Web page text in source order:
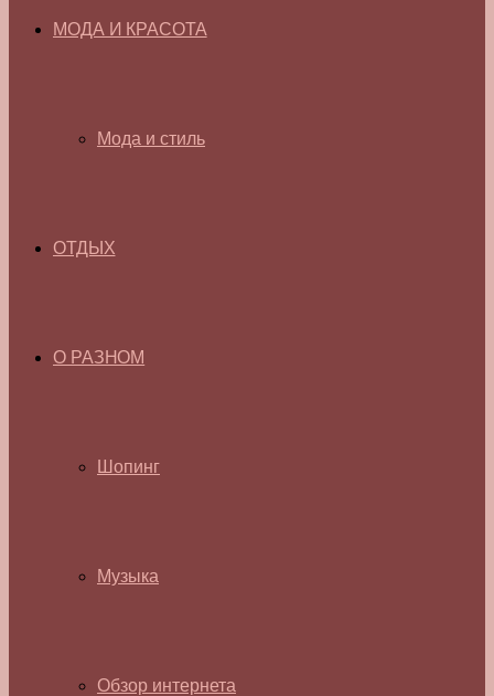
МОДА И КРАСОТА
Мода и стиль
ОТДЫХ
О РАЗНОМ
Шопинг
Музыка
Обзор интернета